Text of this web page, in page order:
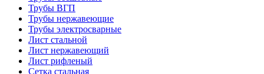
Трубы ВГП
Трубы нержавеющие
Трубы электросварные
Лист стальной
Лист нержавеющий
Лист рифленый
Сетка стальная